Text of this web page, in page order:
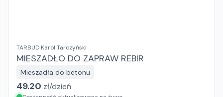
TARBUD Karol Tarczyński
MIESZADŁO DO ZAPRAW REBIR
Mieszadła do betonu
49.20 zł/dzień